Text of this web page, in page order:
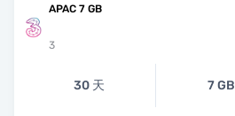
APAC 7 GB
3
30 天 7 GB